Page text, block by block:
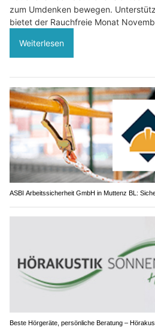
zum Umdenken bewegen.
bietet der Rauchfreie Monat
Weiterlesen
ASBI Arbeitssicherheit GmbH in Muttenz BL:
Beste Hörgeräte, persönliche Beratung –